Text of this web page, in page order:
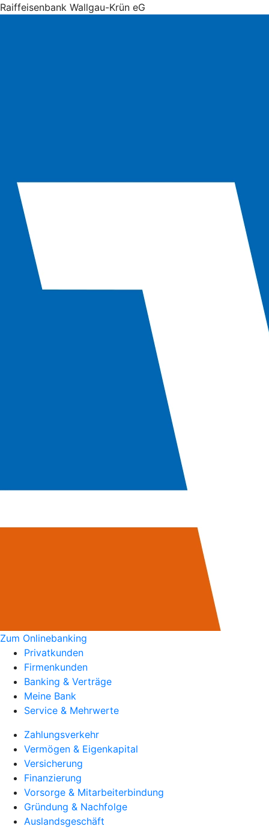
Raiffeisenbank Wallgau-Krün eG
Zum Onlinebanking
Privatkunden
Firmenkunden
Banking & Verträge
Meine Bank
Service & Mehrwerte
Zahlungsverkehr
Vermögen & Eigenkapital
Versicherung
Finanzierung
Vorsorge & Mitarbeiterbindung
Gründung & Nachfolge
Auslandsgeschäft